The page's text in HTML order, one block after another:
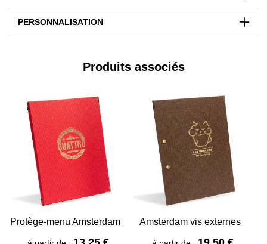
PERSONNALISATION
Produits associés
Protège-menu Amsterdam Amsterdam vis externes